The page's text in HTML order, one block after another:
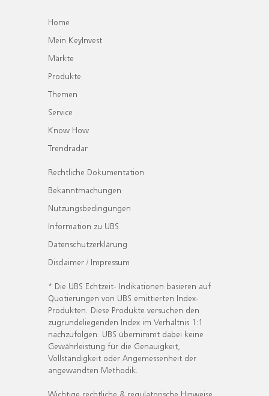
Home
Mein KeyInvest
Märkte
Produkte
Themen
Service
Know How
Trendradar
Rechtliche Dokumentation
Bekanntmachungen
Nutzungsbedingungen
Information zu UBS
Datenschutzerklärung
Disclaimer / Impressum
* Die UBS Echtzeit- Indikationen basieren auf
Quotierungen von UBS emittierten Index-
Produkten. Diese Produkte versuchen den
zugrundeliegenden Index im Verhältnis 1:1
nachzufolgen. UBS übernimmt dabei keine
Gewährleistung für die Genauigkeit,
Vollständigkeit oder Angemessenheit der
angewandten Methodik.